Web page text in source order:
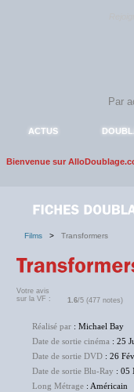
ACTUS
Bienvenue sur
Films > Transformers
Votre avis
sur la VF :
1.6/5 (477 notes)
Réalisé par : Michael Bay
Date de sortie cinéma : 25
Date de sortie DVD : 26
Date de sortie Blu-Ray : 05
Long Métrage : Américain